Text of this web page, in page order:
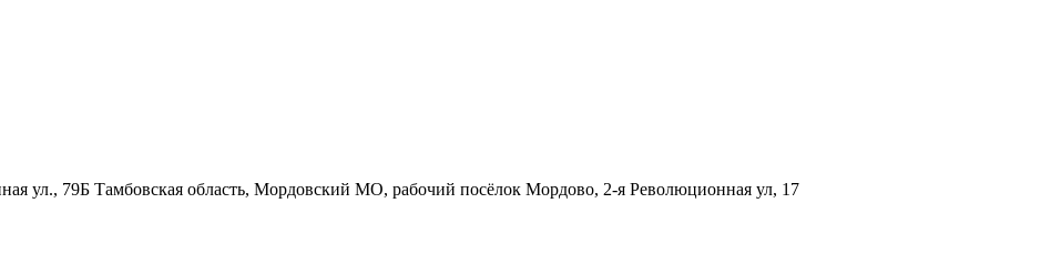
ул., 79Б Тамбовская область, Мордовский МО, рабочий посёлок Мордово, 2-я Революционная ул, 17